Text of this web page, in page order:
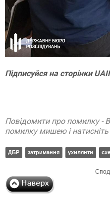
Підписуйсянасторінки
Повідомити про помилку -
помилку мишею і натисніть
ДБР затримання ухилянти